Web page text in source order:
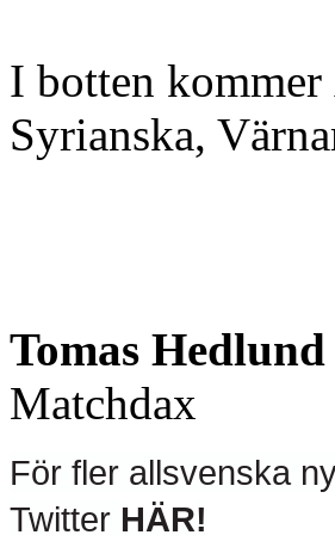
I botten
Syrianska,
Tomas Hedlund
Matchdax
För fler allsvenska
Twitter HÄR!